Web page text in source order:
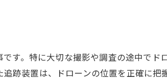
す。特に大切な撮影や調査の途中で
跡装置は、ドローンの位置を正確に